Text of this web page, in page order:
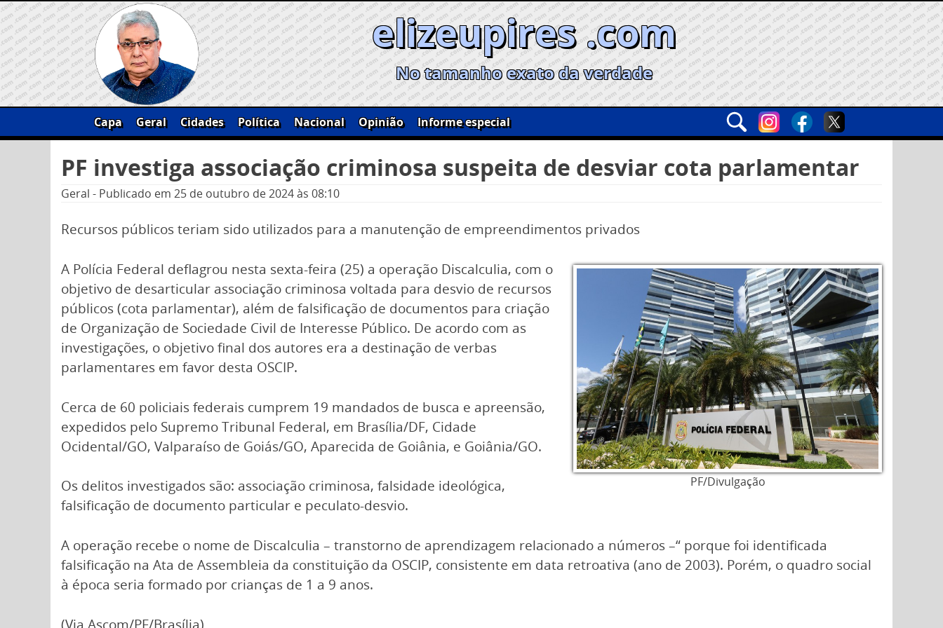
Skip
to
content
elizeupires .com
No tamanho exato da verdade
Capa Geral Cidades Política Nacional Opinião
Informe especial
por:
PF investiga associação criminosa suspeita de desviar cota parlamentar
Geral - Publicado em 25 de outubro de 2024às 08:10
Recursos públicos teriam sido utilizados para a manutenção de empreendimentos privados
PF/Divulgação
A Polícia Federal deflagrou nesta sexta-feira (25) a operação Discalculia, com o
objetivo de desarticular associação criminosa voltada para desvio de recursos
públicos (cota parlamentar), além de falsificação de documentos para criação
de Organização de Sociedade Civil de Interesse Público. De acordo com as
investigações, o objetivo final dos autores era a destinação de verbas
parlamentares em favor desta OSCIP.
Cerca de 60 policiais federais cumprem 19 mandados de busca e apreensão,
expedidos pelo Supremo Tribunal Federal, em Brasília/DF, Cidade
Ocidental/GO, Valparaíso de Goiás/GO, Aparecida de Goiânia, e Goiânia/GO.
Os delitos investigados são: associação criminosa, falsidade ideológica,
falsificação de documento particular e peculato-desvio.
A operação recebe o nome de Discalculia – transtorno de aprendizagem relacionado a números –“ porque foi identificada
falsificação na Ata de Assembleia da constituição da OSCIP, consistente em data retroativa (ano de 2003). Porém, o quadro social
à época seria formado por crianças de 1 a 9 anos.